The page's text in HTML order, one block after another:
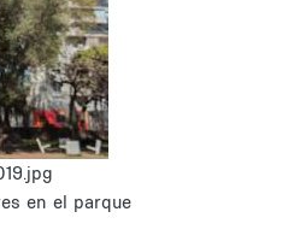
en el parque